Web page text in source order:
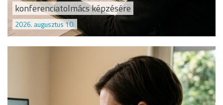
konferenciatolmács képzésére
2026. augusztus 10.